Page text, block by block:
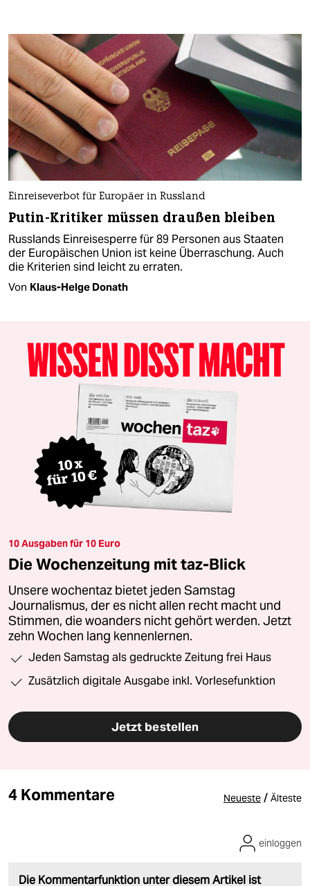
Einreiseverbot für Europäer in Russland
Putin-Kritiker müssen draußen bleiben
Russlands Einreisesperre für 89 Personen aus Staaten
der Europäischen Union ist keine Überraschung. Auch
die Kriterien sind leicht zu erraten.
Von Klaus-Helge Donath
10 Ausgaben für 10 Euro
Die Wochenzeitung mit taz-Blick
Unsere wochentaz bietet jeden Samstag
Journalismus, der es nicht allen recht macht und
Stimmen, die woanders nicht gehört werden. Jetzt
zehn Wochen lang kennenlernen.
Jeden Samstag als gedruckte Zeitung frei Haus
Zusätzlich digitale Ausgabe inkl. Vorlesefunktion
Jetzt bestellen
4 Kommentare Neueste / Älteste
Die Kommentarfunktion unter diesem Artikel ist
einloggen